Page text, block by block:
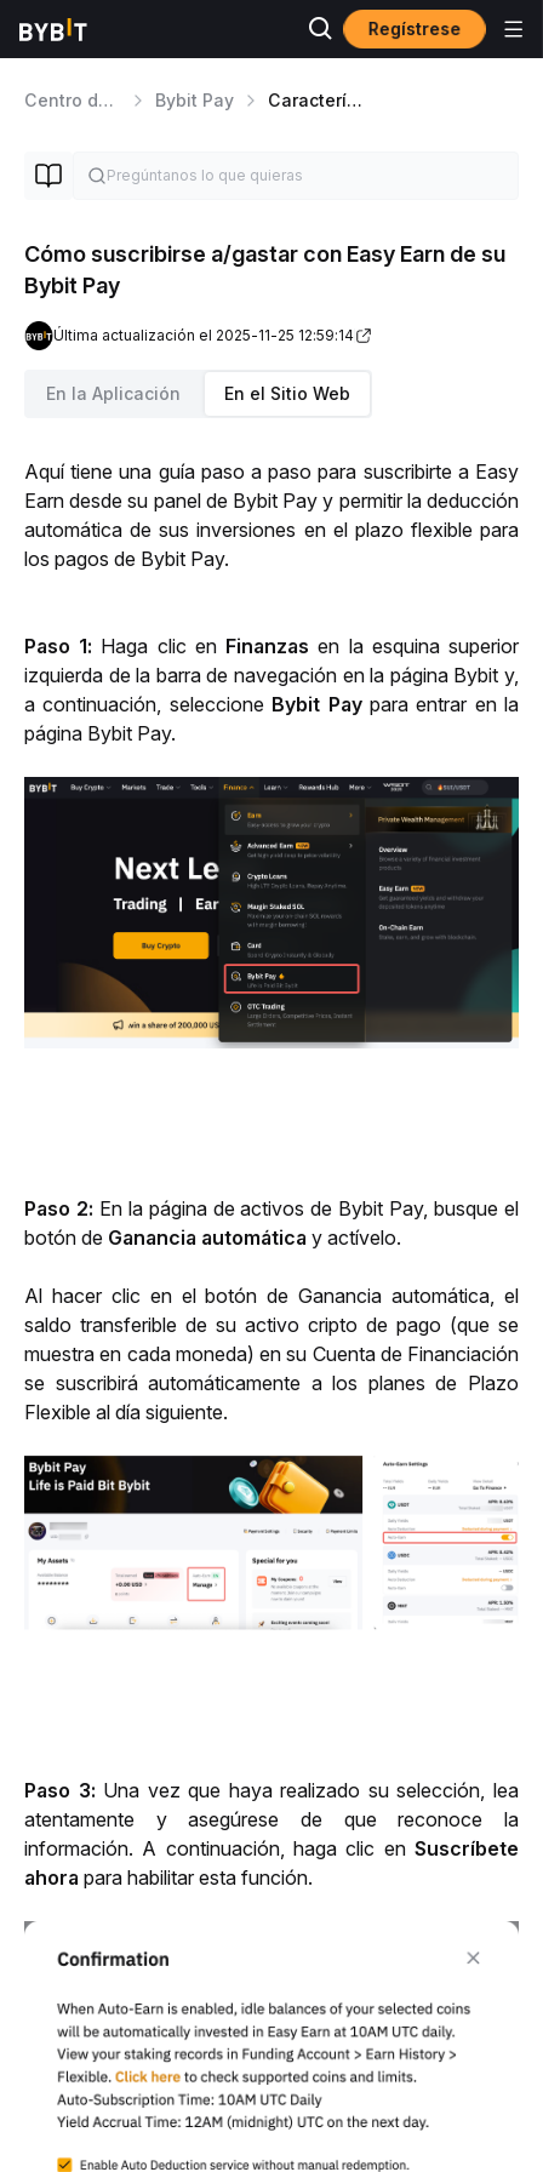
Regístrese
Centro de ayuda Bybit Pay Características de Bybit Pay
Cómo suscribirse a/gastar con Easy Earn de su
Bybit Pay
Última actualización el 2025-11-25 12:59:14
En la Aplicación En el Sitio Web
Aquí tiene una guía paso a paso para suscribirte a Easy
Earn desde su panel de Bybit Pay y permitir la deducción
automática de sus inversiones en el plazo flexible para
los pagos de Bybit Pay.
Paso 1: Haga clic en Finanzas en la esquina superior
izquierda de la barra de navegación en la página Bybit y,
a continuación, seleccione Bybit Pay para entrar en la
página Bybit Pay.
Paso 2: En la página de activos de Bybit Pay, busque el
botón de Ganancia automática y actívelo.
Al hacer clic en el botón de Ganancia automática, el
saldo transferible de su activo cripto de pago (que se
muestra en cada moneda) en su Cuenta de Financiación
se suscribirá automáticamente a los planes de Plazo
Flexible al día siguiente.
Paso 3: Una vez que haya realizado su selección, lea
atentamente y asegúrese de que reconoce la
información. A continuación, haga clic en Suscríbete
ahora para habilitar esta función.